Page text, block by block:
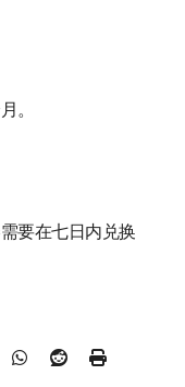
。
要在七日内兑换